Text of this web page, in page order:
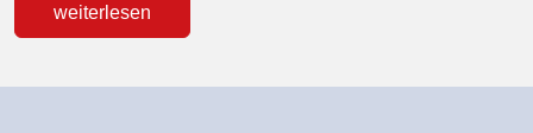
weiterlesen